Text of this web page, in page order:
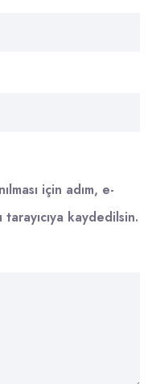
için adım, e-
kaydedilsin.